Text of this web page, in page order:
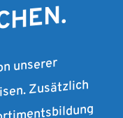
unserer
Zusätzlich